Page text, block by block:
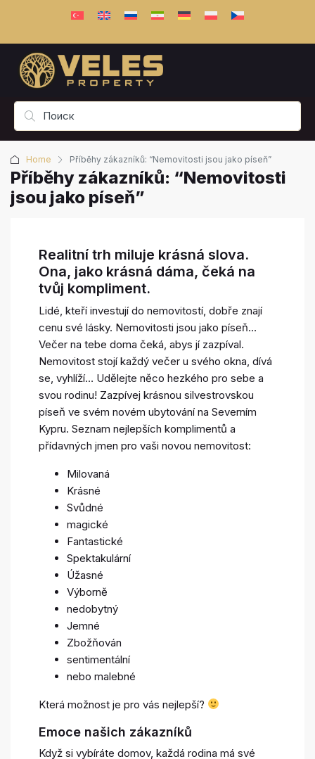
Home Příběhy zákazníků: “Nemovitosti jsou jako píseň”
Příběhy zákazníků: “Nemovitosti
jsou jako píseň”
Realitní trh miluje krásná slova.
Ona, jako krásná dáma, čeká na
tvůj kompliment.
Lidé, kteří investují do nemovitostí, dobře znají
cenu své lásky. Nemovitosti jsou jako píseň…
Večer na tebe doma čeká, abys jí zazpíval.
Nemovitost stojí každý večer u svého okna, dívá
se, vyhlíží… Udělejte něco hezkého pro sebe a
svou rodinu! Zazpívej krásnou silvestrovskou
píseň ve svém novém ubytování na Severním
Kypru. Seznam nejlepších komplimentů a
přídavných jmen pro vaši novou nemovitost:
Milovaná
Krásné
Svůdné
magické
Fantastické
Spektakulární
Úžasné
Výborně
nedobytný
Jemné
Zbožňován
sentimentální
nebo malebné
Která možnost je pro vás nejlepší?
Emoce našich zákazníků
Když si vybíráte domov, každá rodina má své